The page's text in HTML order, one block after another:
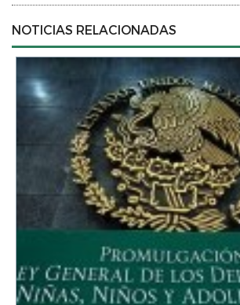
NOTICIAS RELACIONADAS